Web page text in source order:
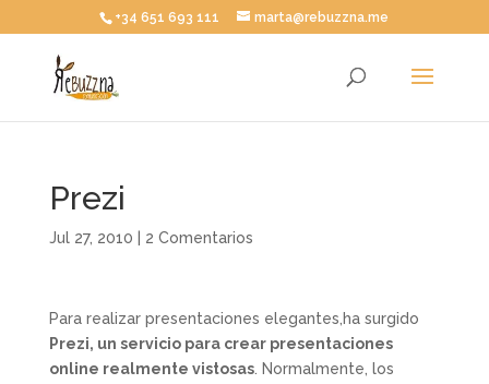
+34 651 693 111 marta@rebuzzna.me
Prezi
Jul 27, 2010 2 Comentarios
Para realizar presentaciones elegantes,ha surgido
Prezi, un servicio para crear presentaciones
online realmente vistosas. Normalmente, los